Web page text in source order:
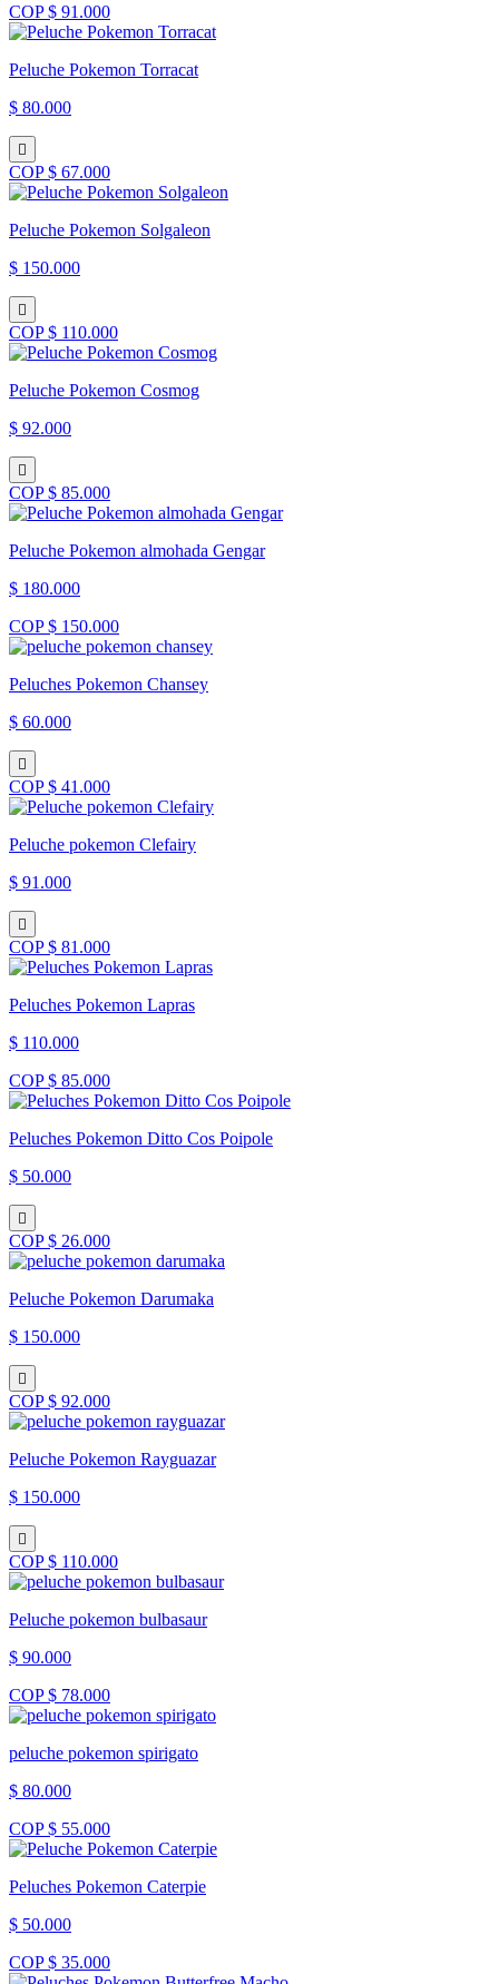
COP $ 91.000
Peluche Pokemon Torracat
$ 80.000
COP $ 67.000
Peluche Pokemon Solgaleon
$ 150.000
COP $ 110.000
Peluche Pokemon Cosmog
$ 92.000
COP $ 85.000
Peluche Pokemon almohada Gengar
$ 180.000
COP $ 150.000
Peluches Pokemon Chansey
$ 60.000
COP $ 41.000
Peluche pokemon Clefairy
$ 91.000
COP $ 81.000
Peluches Pokemon Lapras
$ 110.000
COP $ 85.000
Peluches Pokemon Ditto Cos Poipole
$ 50.000
COP $ 26.000
Peluche Pokemon Darumaka
$ 150.000
COP $ 92.000
Peluche Pokemon Rayguazar
$ 150.000
COP $ 110.000
Peluche pokemon bulbasaur
$ 90.000
COP $ 78.000
peluche pokemon spirigato
$ 80.000
COP $ 55.000
Peluches Pokemon Caterpie
$ 50.000
COP $ 35.000